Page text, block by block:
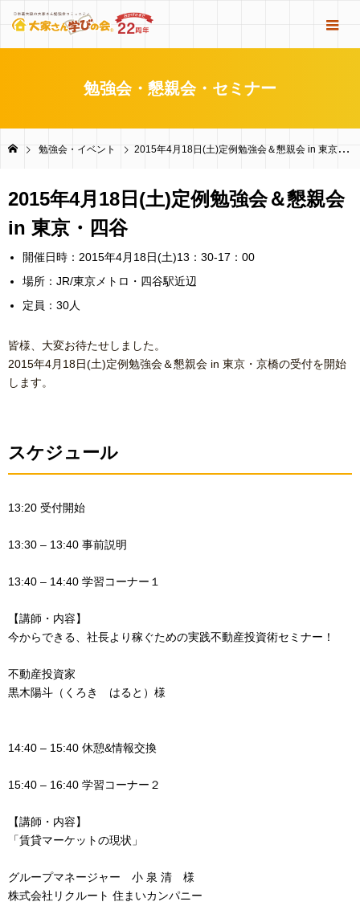
勉強会・懇親会・セミナー
勉強会・イベント 2015年4月18日(土)定例勉強会＆懇親会 in 東京・四谷
2015年4月18日(土)定例勉強会＆懇親会
in 東京・四谷
開催日時：2015年4月18日(土)13：30-17：00
場所：JR/東京メトロ・四谷駅近辺
定員：30人
皆様、大変お待たせしました。
2015年4月18日(土)定例勉強会＆懇親会 in 東京・京橋の受付を開始
します。
スケジュール
13:20 受付開始
13:30 – 13:40 事前説明
13:40 – 14:40 学習コーナー１
【講師・内容】
今からできる、社長より稼ぐための実践不動産投資術セミナー！
不動産投資家
黒木陽斗（くろき はると）様
14:40 – 15:40 休憩&情報交換
15:40 – 16:40 学習コーナー２
【講師・内容】
「賃貸マーケットの現状」
グループマネージャー 小 泉 清 様
株式会社リクルート 住まいカンパニー